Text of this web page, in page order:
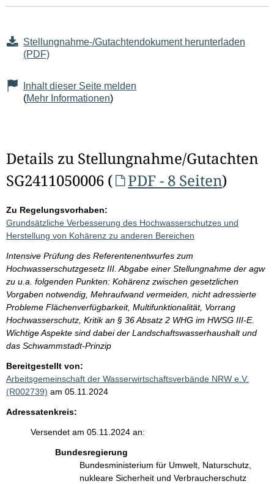
Stellungnahme-/Gutachtendokument herunterladen
(PDF)
Inhalt dieser Seite melden
(Mehr Informationen)
Details zu Stellungnahme/Gutachten
SG2411050006 (
PDF - 8 Seiten)
Zu Regelungsvorhaben:
Grundsätzliche Verbesserung des Hochwasserschutzes und
Herstellung von Kohärenz zu anderen Bereichen
Intensive Prüfung des Referentenentwurfes zum
Hochwasserschutzgesetz III. Abgabe einer Stellungnahme der agw
zu u.a. folgenden Punkten: Kohärenz zwischen gesetzlichen
Vorgaben notwendig, Mehraufwand vermeiden, nicht adressierte
Probleme Flächenverfügbarkeit, Multifunktionalität, Vorrang
Hochwasserschutz, Kritik an § 36 Absatz 2 WHG im HWSG III-E.
Wichtige Aspekte sind dabei der Landschaftswasserhaushalt und
das Schwammstadt-Prinzip
Bereitgestellt von:
Arbeitsgemeinschaft der Wasserwirtschaftsverbände NRW e.V.
(R002739) am 05.11.2024
Adressatenkreis:
Versendet am 05.11.2024 an:
Bundesregierung
Bundesministerium für Umwelt, Naturschutz,
nukleare Sicherheit und Verbraucherschutz